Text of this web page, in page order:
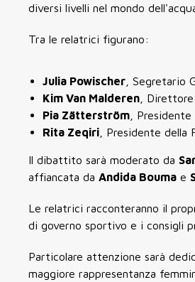
diversi livelli nel mondo
Tra le relatrici figurano:
Julia Powischer , Segretario
Kim Van Malderen ,
Pia Zätterström ,
Rita Zeqiri , Presidente della
Il dibattito sarà moderato da
affiancata da Andida Bouma e
Le relatrici racconteranno il
di governo sportivo e i consigli
Particolare attenzione sarà
maggiore rappresentanza